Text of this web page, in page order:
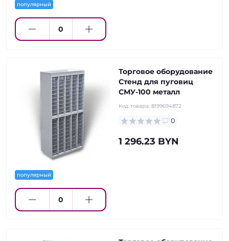
популярный
популярный
Торговое оборудование
Стенд для пуговиц
СМУ-100 металл
Код товара: 8199694872
0
1 296.23 BYN